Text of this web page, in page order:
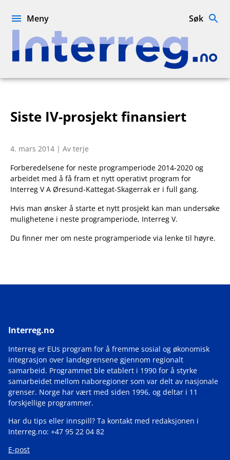
Interreg.no
Meny Søk
Siste IV-prosjekt finansiert
4. mars 2014 | Av terje
Forberedelsene for neste programperiode 2014-2020 og
arbeidet med å få fram et nytt operativt program for
Interreg V A Øresund-Kattegat-Skagerrak er i full gang.
Hvis man ønsker å starte et nytt prosjekt kan man undersøke
mulighetene i neste programperiode, Interreg V.
Du finner mer om neste programperiode via lenke til høyre.
Interreg.no
Interreg er EUs program for å fremme sosial og økonomisk
integrasjon over landegrensene gjennom regionalt
samarbeid. Programmet ble etablert i 1990 for å styrke
samarbeidet mellom naboregioner som var delt av nasjonale
grenser. Norge har vært med siden 1996, og deltar i 11
forskjellige programmer.
Har du tips eller innspill? Ta kontakt med redaksjonen i
Interreg.no: +47 95 22 04 82
E-post